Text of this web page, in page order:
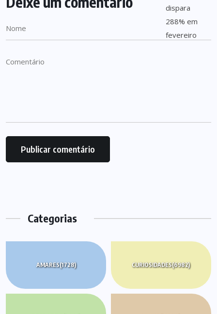
Categorias
AMARES(1728) CURIOSIDADES(6982)